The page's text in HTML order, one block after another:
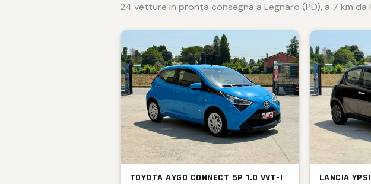
24 vetture in pronta consegna a Legnaro (PD), a 7 km
TOYOTA AYGO CONNECT 5P 1.0 VVT-I
LANCIA